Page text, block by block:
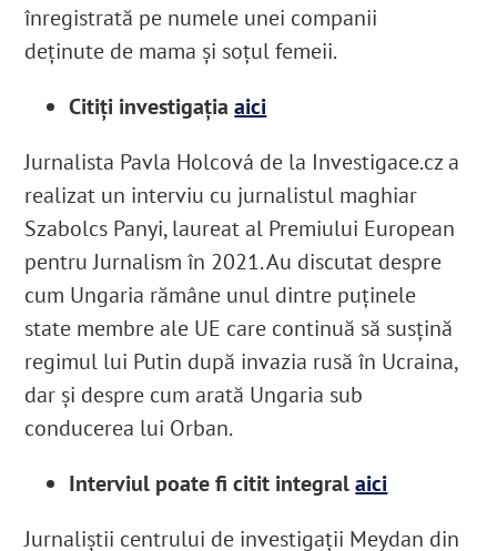
înregistrată pe numele unei companii
deținute de mama și soțul femeii.
Citiți investigațiaaici
Jurnalista Pavla Holcová de la Investigace.cz a
realizat un interviu cu jurnalistul maghiar
Szabolcs Panyi, laureat al Premiului European
pentru Jurnalism în 2021.Au discutat despre
cum Ungaria rămâne unul dintre puținele
state membre ale UE care continuă să susțină
regimul lui Putin după invazia rusă în Ucraina,
dar și despre cum arată Ungaria sub
conducerea lui Orban.
Interviul poate fi citit integralaici
Jurnaliștii centrului de investigații Meydan din